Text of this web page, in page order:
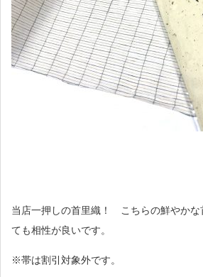
当店一押しの首里織！ こちらの鮮やかな
ても相性が良いです。
※帯は割引対象外です。